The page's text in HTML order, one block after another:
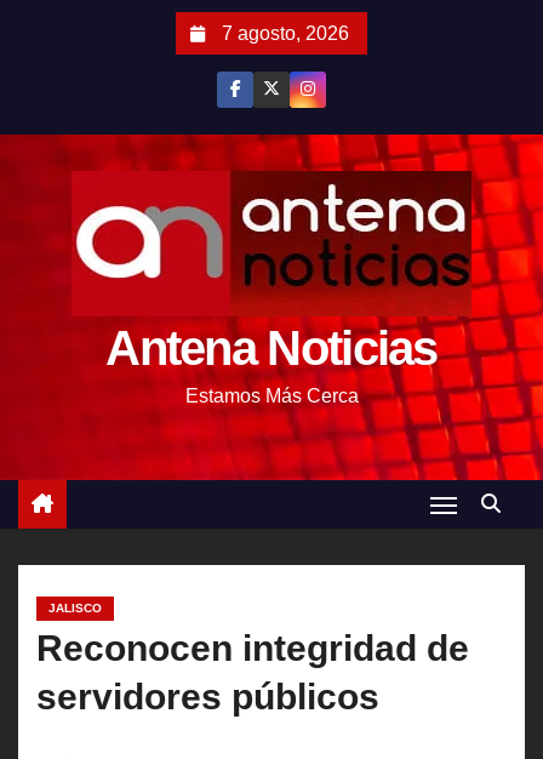
7 agosto, 2026
Antena Noticias
Estamos Más Cerca
JALISCO
Reconocen integridad de
servidores públicos